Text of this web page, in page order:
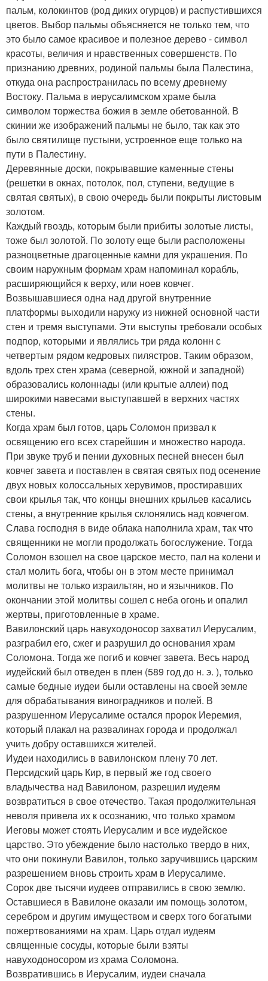
пальм, колокинтов (род диких огурцов) и распустившихся
цветов. Выбор пальмы объясняется не только тем, что
это было самое красивое и полезное дерево - символ
красоты, величия и нравственных совершенств. По
признанию древних, родиной пальмы была Палестина,
откуда она распространилась по всему древнему
Востоку. Пальма в иерусалимском храме была
символом торжества божия в земле обетованной. В
скинии же изображений пальмы не было, так как это
было святилище пустыни, устроенное еще только на
пути в Палестину.
Деревянные доски, покрывавшие каменные стены
(решетки в окнах, потолок, пол, ступени, ведущие в
святая святых), в свою очередь были покрыты листовым
золотом.
Каждый гвоздь, которым были прибиты золотые листы,
тоже был золотой. По золоту еще были расположены
разноцветные драгоценные камни для украшения. По
своим наружным формам храм напоминал корабль,
расширяющийся к верху, или ноев ковчег.
Возвышавшиеся одна над другой внутренние
платформы выходили наружу из нижней основной части
стен и тремя выступами. Эти выступы требовали особых
подпор, которыми и являлись три ряда колонн с
четвертым рядом кедровых пилястров. Таким образом,
вдоль трех стен храма (северной, южной и западной)
образовались колоннады (или крытые аллеи) под
широкими навесами выступавшей в верхних частях
стены.
Когда храм был готов, царь Соломон призвал к
освящению его всех старейшин и множество народа.
При звуке труб и пении духовных песней внесен был
ковчег завета и поставлен в святая святых под осенение
двух новых колоссальных херувимов, простиравших
свои крылья так, что концы внешних крыльев касались
стены, а внутренние крылья склонялись над ковчегом.
Слава господня в виде облака наполнила храм, так что
священники не могли продолжать богослужение. Тогда
Соломон взошел на свое царское место, пал на колени и
стал молить бога, чтобы он в этом месте принимал
молитвы не только израильтян, но и язычников. По
окончании этой молитвы сошел с неба огонь и опалил
жертвы, приготовленные в храме.
Вавилонский царь навуходоносор захватил Иерусалим,
разграбил его, сжег и разрушил до основания храм
Соломона. Тогда же погиб и ковчег завета. Весь народ
иудейский был отведен в плен (589 год до н. э. ), только
самые бедные иудеи были оставлены на своей земле
для обрабатывания виноградников и полей. В
разрушенном Иерусалиме остался пророк Иеремия,
который плакал на развалинах города и продолжал
учить добру оставшихся жителей.
Иудеи находились в вавилонском плену 70 лет.
Персидский царь Кир, в первый же год своего
владычества над Вавилоном, разрешил иудеям
возвратиться в свое отечество. Такая продолжительная
неволя привела их к осознанию, что только храмом
Иеговы может стоять Иерусалим и все иудейское
царство. Это убеждение было настолько твердо в них,
что они покинули Вавилон, только заручившись царским
разрешением вновь строить храм в Иерусалиме.
Сорок две тысячи иудеев отправились в свою землю.
Оставшиеся в Вавилоне оказали им помощь золотом,
серебром и другим имуществом и сверх того богатыми
пожертвованиями на храм. Царь отдал иудеям
священные сосуды, которые были взяты
навуходоносором из храма Соломона.
Возвратившись в Иерусалим, иудеи сначала